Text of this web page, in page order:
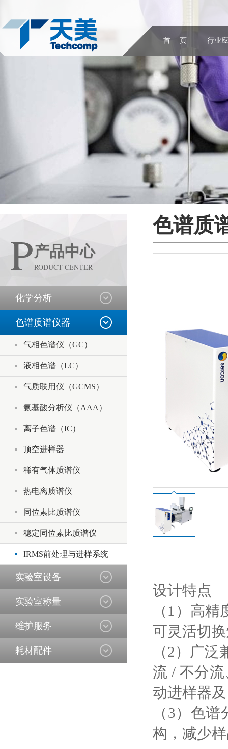
首 页 行业
P产品中心
RODUCT CENTER
化学分析
色谱质谱仪器
气相色谱仪（GC）
液相色谱（LC）
气质联用仪（GCMS）
氨基酸分析仪（AAA）
离子色谱（IC）
顶空进样器
稀有气体质谱仪
热电离质谱仪
同位素比质谱仪
稳定同位素比质谱仪
IRMS前处理与进样系统
实验室设备
实验室称量
维护服务
耗材配件
色谱质
设计特点
（1）高
可灵活切
（2）广
流 / 不分
动进样器
（3）色
构，减少